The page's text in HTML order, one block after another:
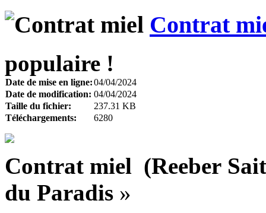
Contrat
populaire !
Date de mise en ligne:04/04/2024
Date de modification: 04/04/2024
Taille du fichier:
237.31 KB
Téléchargements:
6280
Contrat miel (Reeber
du Paradis »